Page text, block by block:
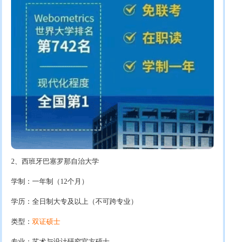
2、西班牙巴塞罗那自治大学
学制：一年制（12个月）
学历：全日制大专及以上（不可跨专业）
类型：双证硕士